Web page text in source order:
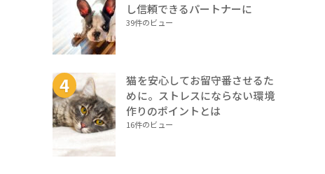
し信頼できるパートナーに
39件のビュー
猫を安心してお留守番させるた
めに。ストレスにならない環境
作りのポイントとは
16件のビュー